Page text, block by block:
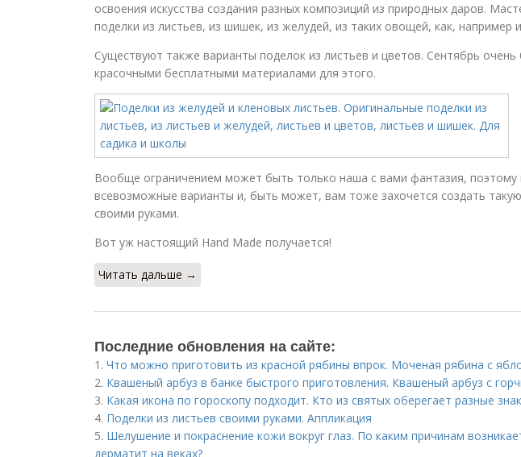
освоения искусства создания разных композиций из природных даров.
поделки из листьев, из шишек, из желудей, из таких овощей, как, например и
Существуют также варианты поделок из листьев и цветов. Сентябрь очень
красочными бесплатными материалами для этого.
Вообще ограничением может быть только наша с вами фантазия, поэтому
всевозможные варианты и, быть может, вам тоже захочется создать
своими руками.
Вот уж настоящий Hand Made получается!
Читать дальше →
Последние обновления на сайте:
1. Что можно приготовить из красной рябины впрок. Моченая рябина с
2. Квашеный арбуз в банке быстрого приготовления. Квашеный арбуз с
3. Какая икона по гороскопу подходит. Кто из святых оберегает разные
4. Поделки из листьев своими руками. Аппликация
5. Шелушение и покраснение кожи вокруг глаз. По каким причинам
дерматит на веках?